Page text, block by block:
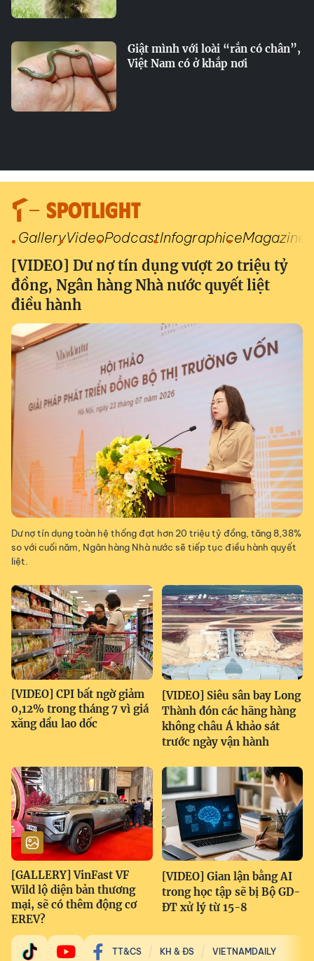
Giật mình với loài “rắn có chân”,
Việt Nam có ở khắp nơi
SPOTLIGHT
GalleryVideoPodcastInfographiceMagazine
[VIDEO] Dư nợ tín dụng vượt 20 triệu tỷ
đồng, Ngân hàng Nhà nước quyết liệt
điều hành
Dư nợ tín dụng toàn hệ thống đạt hơn 20 triệu tỷ đồng, tăng 8,38%
so với cuối năm, Ngân hàng Nhà nước sẽ tiếp tục điều hành quyết
liệt.
[VIDEO] CPI bất ngờ giảm
0,12% trong tháng 7 vì giá
xăng dầu lao dốc
[VIDEO] Siêu sân bay Long
Thành đón các hãng hàng
không châu Á khảo sát
trước ngày vận hành
[GALLERY] VinFast VF
Wild lộ diện bản thương
mại, sẽ có thêm động cơ
EREV?
[VIDEO] Gian lận bằng AI
trong học tập sẽ bị Bộ GD-
ĐT xử lý từ 15-8
TT&CS KH & ĐS VIETNAMDAILY